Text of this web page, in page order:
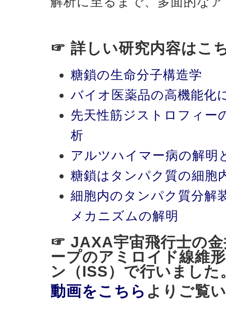
☞ 詳しい研究内容はこ
糖鎖の生命分子構造学
バイオ医薬品の高機能化
先天性筋ジストロフィー
析
アルツハイマー病の解明
糖鎖はタンパク質の細胞
細胞内のタンパク質分解
メカニズムの解明
☞ JAXA宇宙飛行士の金
ープのアミロイド線維
ン（ISS）で行いました
動画をこちら よりご覧